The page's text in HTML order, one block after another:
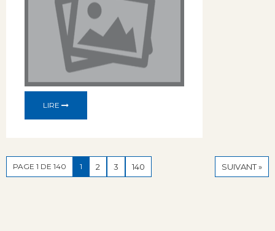
LIRE
PAGE 1 DE 140 1 2 3 140 SUIVANT »